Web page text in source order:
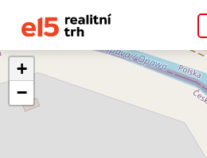
+
−